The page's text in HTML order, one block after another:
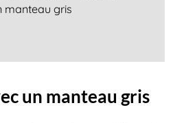
manteau gris
un manteau gris